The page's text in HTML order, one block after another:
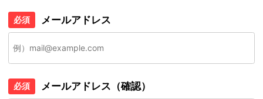
必須 メールアドレス
必須 メールアドレス（確認）